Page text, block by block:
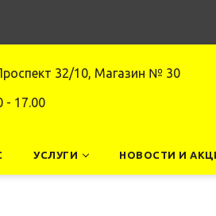
32/10, Магазин № 30
- 17.00
УСЛУГИ НОВОСТИ И